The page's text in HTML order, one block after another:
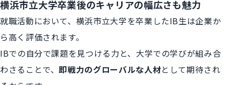
横浜市立大学卒業後のキャリアの幅広さも魅力
就職活動において、横浜市立大学を卒業したIB生は企業か
ら高く評価されます。
IBでの自分で課題を見つける力と、大学での学びが組み合
わさることで、即戦力のグローバルな人材として期待され